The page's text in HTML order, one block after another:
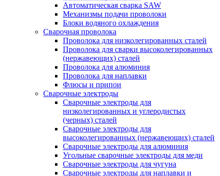
Автоматическая сварка SAW
Механизмы подачи проволоки
Блоки водяного охлаждения
Сварочная проволока
Проволока для низколегированных сталей
Проволока для сварки высоколегированных
(нержавеющих) сталей
Проволока для алюминия
Проволока для наплавки
Флюсы и припои
Сварочные электроды
Сварочные электроды для
низколегированных и углеродистых
(черных) сталей
Сварочные электроды для
высоколегированных (нержавеющих) сталей
Сварочные электроды для алюминия
Угольные сварочные электроды для меди
Сварочные электроды для чугуна
Сварочные электроды для наплавки и